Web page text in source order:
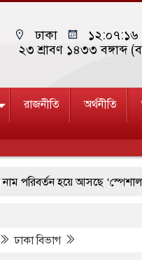
ঢাকা
২৩ শ্রাবণ ১৪৩৩ বঙ্গাব্দ
রাজনীতি অর্থনীতি
হয়ে আসছে ‘স্পেশাল রেসপন্স
ব্ল্যাকআউটের কঠোর হুঁশিয়ারি
ঢাকা বিভাগ